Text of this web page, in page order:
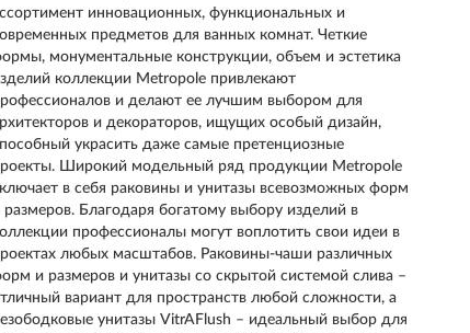
инновационных, функциональных и
предметов для ванных комнат. Четкие
монументальные конструкции, объем и эстетика
коллекции Metropole привлекают
и делают ее лучшим выбором для
и декораторов, ищущих особый дизайн,
украсить даже самые претенциозные
Широкий модельный ряд продукции Metropole
в себя раковины и унитазы всевозможных форм
размеров. Благодаря богатому выбору изделий в
профессионалы могут воплотить свои идеи в
любых масштабов. Раковины-чаши различных
и размеров и унитазы со скрытой системой слива –
вариант для пространств любой сложности, а
унитазы VitrAFlush – идеальный выбор для